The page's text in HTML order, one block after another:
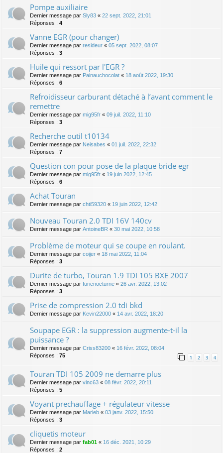
Pompe auxiliaire
Dernier message par Sly83 « 22 sept. 2022, 21:01
Réponses : 4
Vanne EGR (pour changer)
Dernier message par resideur « 05 sept. 2022, 08:07
Réponses : 3
Huile qui ressort par l'EGR ?
Dernier message par Painauchocolat « 18 août 2022, 19:30
Réponses : 6
Refroidisseur carburant détaché à l’avant comment le
remettre
Dernier message par mig95fr « 09 juil. 2022, 11:10
Réponses : 3
Recherche outil t10134
Dernier message par Neisabes « 01 juil. 2022, 22:32
Réponses : 7
Question con pour pose de la plaque bride egr
Dernier message par mig95fr « 19 juin 2022, 12:45
Réponses : 6
Achat Touran
Dernier message par chti59320 « 19 juin 2022, 12:42
Nouveau Touran 2.0 TDI 16V 140cv
Dernier message par AntoineBR « 30 mai 2022, 10:58
Problème de moteur qui se coupe en roulant.
Dernier message par coijer « 18 mai 2022, 11:04
Réponses : 3
Durite de turbo, Touran 1.9 TDI 105 BXE 2007
Dernier message par furienocturne « 26 avr. 2022, 13:02
Réponses : 3
Prise de compression 2.0 tdi bkd
Dernier message par Kevin22000 « 14 avr. 2022, 18:20
Soupape EGR : la suppression augmente-t-il la
puissance ?
Dernier message par Criss83200 « 16 févr. 2022, 08:04
Réponses : 75 1 2 3 4
Touran TDI 105 2009 ne demarre plus
Dernier message par vinc63 « 08 févr. 2022, 20:11
Réponses : 5
Voyant prechauffage + régulateur vitesse
Dernier message par Marieb « 03 janv. 2022, 15:50
Réponses : 3
cliquetis moteur
Dernier message par fab01 « 16 déc. 2021, 10:29
Réponses : 2